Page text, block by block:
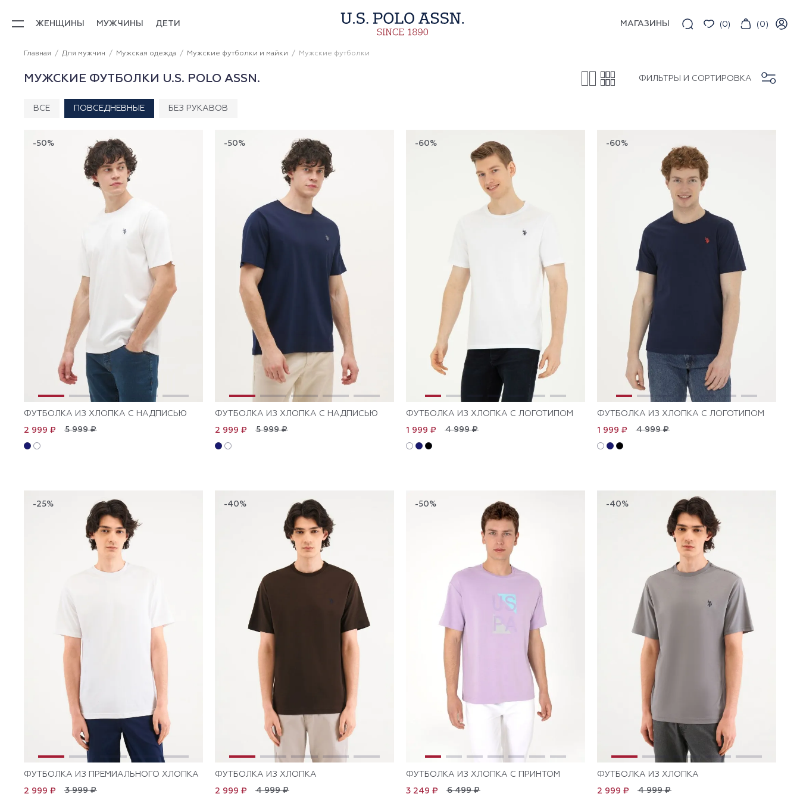
ЖЕНЩИНЫ МУЖЧИНЫ ДЕТИ МАГАЗИНЫ (0) (0)
Главная Для мужчин Мужская одежда Мужские футболки и майки Мужские футболки
МУЖСКИЕ ФУТБОЛКИ U.S. POLO ASSN. ФИЛЬТРЫ И СОРТИРОВКА
ВСЕ ПОВСЕДНЕВНЫЕ БЕЗ РУКАВОВ
-50%
ФУТБОЛКА ИЗ ХЛОПКА С НАДПИСЬЮ
5 999 ₽
2 999 ₽
-50%
ФУТБОЛКА ИЗ ХЛОПКА С НАДПИСЬЮ
5 999 ₽
2 999 ₽
-60%
ФУТБОЛКА ИЗ ХЛОПКА С ЛОГОТИПОМ
4 999 ₽
1 999 ₽
-60%
ФУТБОЛКА ИЗ ХЛОПКА С ЛОГОТИПОМ
4 999 ₽
1 999 ₽
-25%
ФУТБОЛКА ИЗ ПРЕМИАЛЬНОГО ХЛОПКА
3 999 ₽
2 999 ₽
-40%
ФУТБОЛКА ИЗ ХЛОПКА
4 999 ₽
2 999 ₽
-50%
ФУТБОЛКА ИЗ ХЛОПКА С ПРИНТОМ
6 499 ₽
3 249 ₽
-40%
ФУТБОЛКА ИЗ ХЛОПКА
4 999 ₽
2 999 ₽